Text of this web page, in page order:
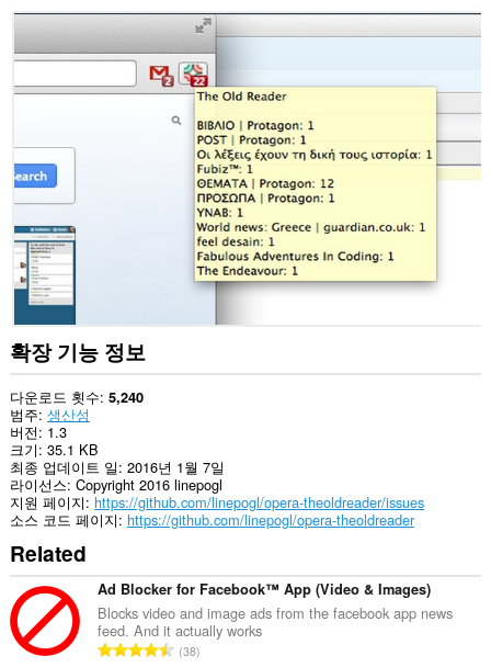
능
은
부
이
트
의
데
터
에
액
세
할
수
있
습
니
다.
이
확
장
기
능
은
탭
및
색
활
동
에
확장 기능 정보
다운로드 횟수 5,240
범주 생산성
버전 1.3
크기 35.1 KB
최종 업데이트 일 2016년 1월 7일
라이선스 Copyright 2016 linepogl
지원 페이지 https://github.com/linepogl/opera-theoldreader/issues
소스 코드 페이지 https://github.com/linepogl/opera-theoldreader
Related
Ad Blocker for Facebook™ App (Video & Images)
Blocks video and image ads from the facebook app news
feed. And it actually works
총38